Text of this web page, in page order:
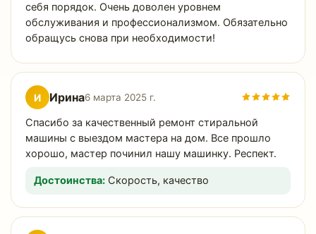
себя порядок. Очень доволен уровнем
обслуживания и профессионализмом. Обязательно
обращусь снова при необходимости!
И Ирина6 марта 2025 г.
Спасибо за качественный ремонт стиральной
машины с выездом мастера на дом. Все прошло
хорошо, мастер починил нашу машинку. Респект.
Достоинства: Скорость, качество